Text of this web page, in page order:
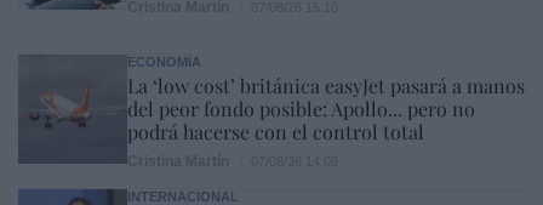
ECONOMÍA
La ‘low cost’ británica easyJet pasará a manos
del peor fondo posible: Apollo... pero no
podrá hacerse con el control total
INTERNACIONAL